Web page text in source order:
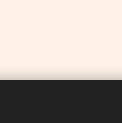
Jen sen